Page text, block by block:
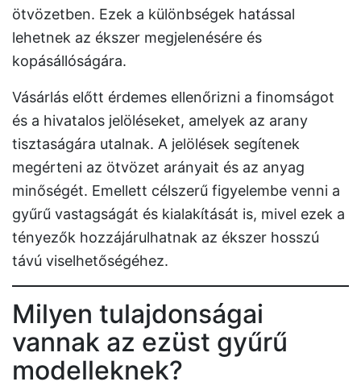
ötvözetben. Ezek a különbségek hatással
lehetnek az ékszer megjelenésére és
kopásállóságára.
Vásárlás előtt érdemes ellenőrizni a finomságot
és a hivatalos jelöléseket, amelyek az arany
tisztaságára utalnak. A jelölések segítenek
megérteni az ötvözet arányait és az anyag
minőségét. Emellett célszerű figyelembe venni a
gyűrű vastagságát és kialakítását is, mivel ezek a
tényezők hozzájárulhatnak az ékszer hosszú
távú viselhetőségéhez.
Milyen tulajdonságai
vannak az ezüst gyűrű
modelleknek?